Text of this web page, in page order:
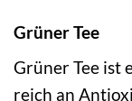
Grüner Tee
Grüner Tee ist
reich an